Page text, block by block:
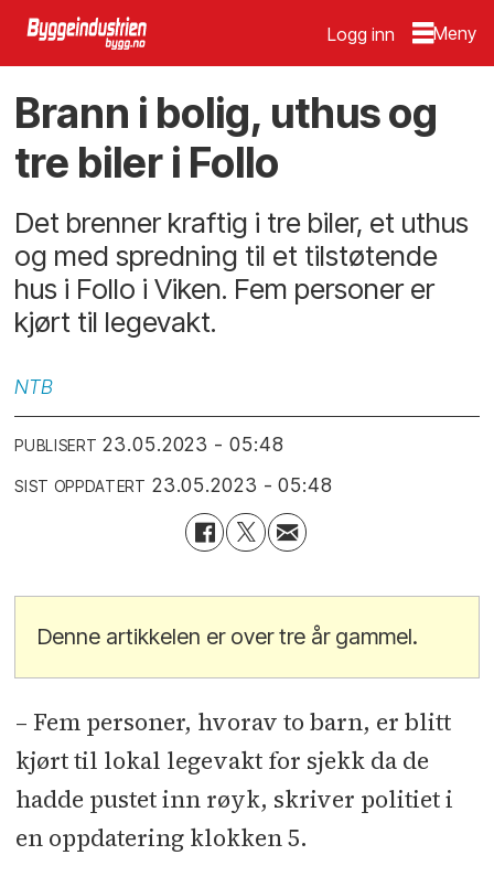
Logg inn
Brann i bolig, uthus og
tre biler i Follo
Det brenner kraftig i tre biler, et uthus
og med spredning til et tilstøtende
hus i Follo i Viken. Fem personer er
kjørt til legevakt.
NTB
PUBLISERT 23.05.2023 - 05:48
SIST OPPDATERT 23.05.2023 - 05:48
Denne artikkelen er over tre år gammel.
– Fem personer, hvorav to barn, er blitt
kjørt til lokal legevakt for sjekk da de
hadde pustet inn røyk, skriver politiet i
en oppdatering klokken 5.